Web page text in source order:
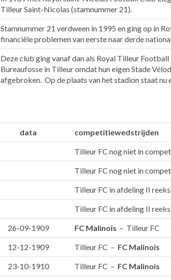
Tilleur Saint-Nicolas (stamnummer 21).
Stamnummer 21 verdween in 1995 en ging op in
financiële problemen van eerste naar derde
Deze club ging vanaf dan als Royal Tilleur
Bureaufosse in Tilleur omdat hun eigen Stade
afgebroken. Op de plaats van het stadion staat nu
data competitiewedstrijden
Tilleur FC nog niet in
Tilleur FC nog niet in
Tilleur FC in afdeling II
Tilleur FC in afdeling II
26-09-1909 FC Malinois – Tilleur FC
12-12-1909 Tilleur FC – FC Malinois
23-10-1910 Tilleur FC – FC Malinois